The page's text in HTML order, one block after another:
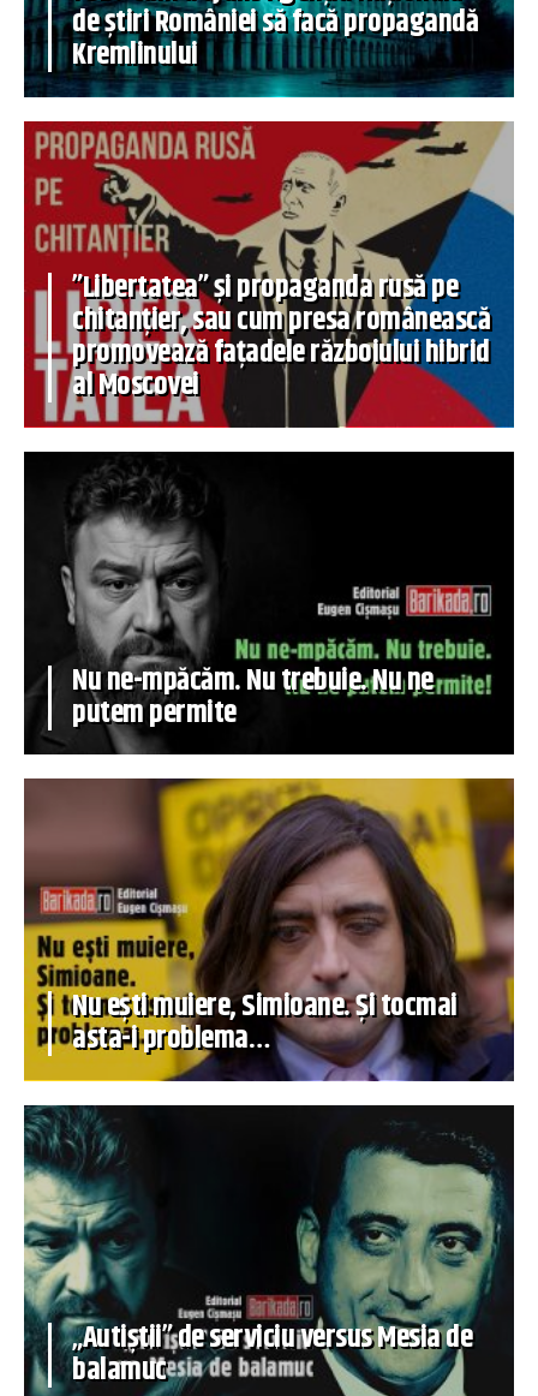
de știri României să facă propagandă
Kremlinului
”Libertatea” și propaganda rusă pe
chitanțier, sau cum presa românească
promovează fațadele războiului hibrid
al Moscovei
Nu ne-mpăcăm. Nu trebuie. Nu ne
putem permite
Nu ești muiere, Simioane. Și tocmai
asta-i problema…
„Autiștii” de serviciu versus Mesia de
balamuc